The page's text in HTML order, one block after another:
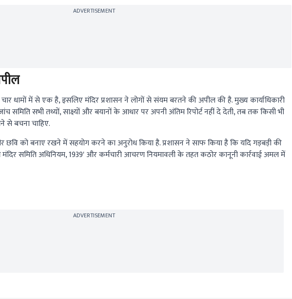
ADVERTISEMENT
धामों में से एक है, इसलिए मंदिर प्रशासन ने लोगों से संयम बरतने की अपील की है. मुख्य कार्याधिकारी
समिति सभी तथ्यों, साक्ष्यों और बयानों के आधार पर अपनी अंतिम रिपोर्ट नहीं दे देती, तब तक किसी भी
से बचना चाहिए.
छवि को बनाए रखने में सहयोग करने का अनुरोध किया है. प्रशासन ने साफ किया है कि यदि गड़बड़ी की
मंदिर समिति अधिनियम, 1939' और कर्मचारी आचरण नियमावली के तहत कठोर कानूनी कार्रवाई अमल में
ADVERTISEMENT